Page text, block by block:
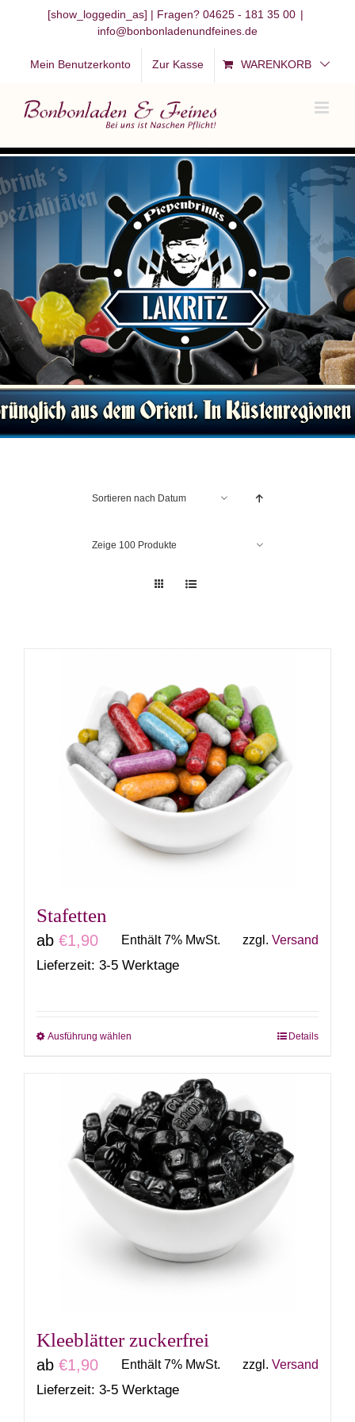
springen
[show_loggedin_as] | Fragen? 04625 - 181 35 00 |
info@bonbonladenundfeines.de
Mein Benutzerkonto Zur Kasse WARENKORB
Sortieren nach Datum
Zeige 100 Produkte
Stafetten
ab €1,90 Enthält 7% MwSt. zzgl. Versand
Lieferzeit: 3-5 Werktage
Ausführung wählen
weist
mehrere
Varianten
auf.
Die
Optionen
auf
werden
Details
Kleeblätter zuckerfrei
ab €1,90 Enthält 7% MwSt. zzgl. Versand
Lieferzeit: 3-5 Werktage